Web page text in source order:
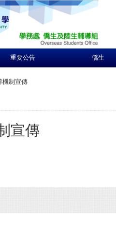
重要公告 僑生
機制宣傳
宣傳